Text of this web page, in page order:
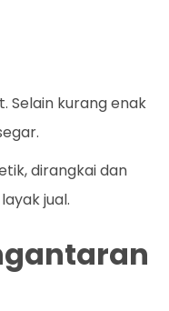
Selain kurang enak
dirangkai dan
jual.